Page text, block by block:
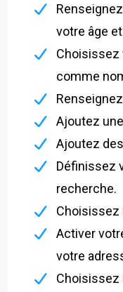
votre âge
Choisissez
comme
Ajoutez
Ajoutez
Définissez
recherche.
Choisissez
Activer
votre
Choisissez